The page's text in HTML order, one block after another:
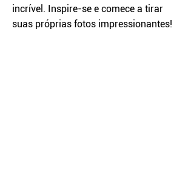
incrível. Inspire-se e comece a tirar
suas próprias fotos impressionantes!